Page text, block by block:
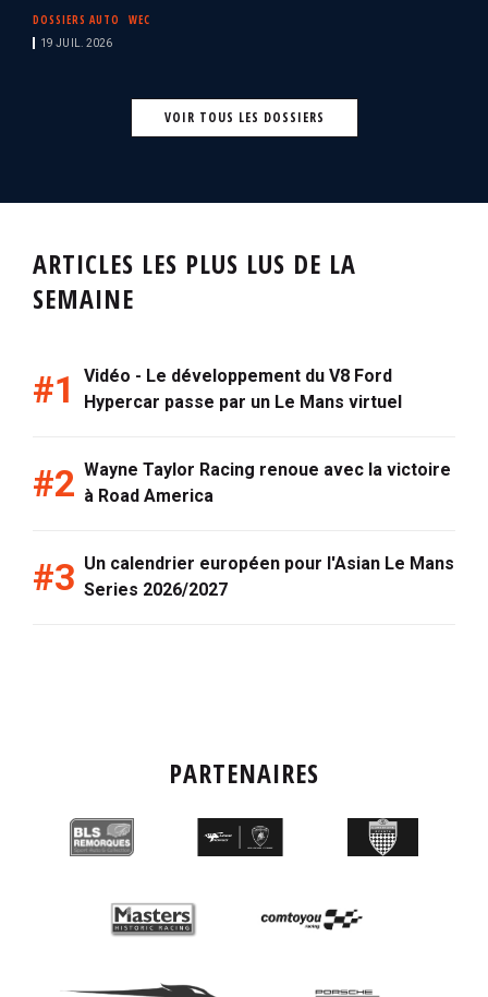
DOSSIERS AUTO WEC
19 JUIL. 2026
VOIR TOUS LES DOSSIERS
ARTICLES LES PLUS LUS DE LA
SEMAINE
Vidéo - Le développement du V8 Ford
Hypercar passe par un Le Mans virtuel
Wayne Taylor Racing renoue avec la victoire
à Road America
Un calendrier européen pour l'Asian Le Mans
Series 2026/2027
PARTENAIRES